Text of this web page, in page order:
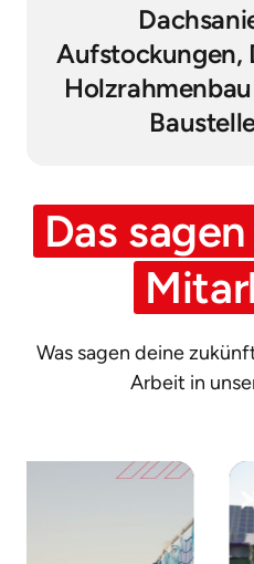
Aufstockungen,
Das sagen
Was sagen deine
Arbeit in